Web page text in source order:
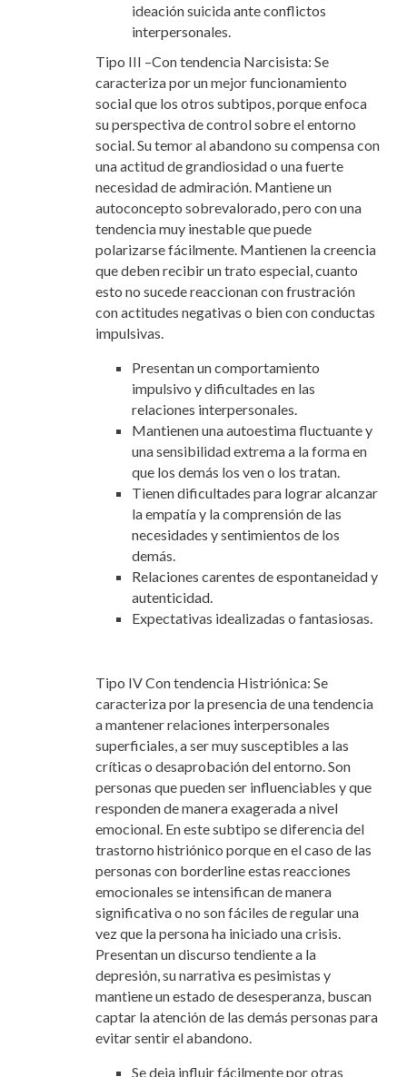
ideación suicida ante conflictos
interpersonales.
Tipo III –Con tendencia Narcisista: Se
caracteriza por un mejor funcionamiento
social que los otros subtipos, porque enfoca
su perspectiva de control sobre el entorno
social. Su temor al abandono su compensa con
una actitud de grandiosidad o una fuerte
necesidad de admiración. Mantiene un
autoconcepto sobrevalorado, pero con una
tendencia muy inestable que puede
polarizarse fácilmente. Mantienen la creencia
que deben recibir un trato especial, cuanto
esto no sucede reaccionan con frustración
con actitudes negativas o bien con conductas
impulsivas.
Presentan un comportamiento
impulsivo y dificultades en las
relaciones interpersonales.
Mantienen una autoestima fluctuante y
una sensibilidad extrema a la forma en
que los demás los ven o los tratan.
Tienen dificultades para lograr alcanzar
la empatía y la comprensión de las
necesidades y sentimientos de los
demás.
Relaciones carentes de espontaneidad y
autenticidad.
Expectativas idealizadas o fantasiosas.
Tipo IV Con tendencia Histriónica: Se
caracteriza por la presencia de una tendencia
a mantener relaciones interpersonales
superficiales, a ser muy susceptibles a las
críticas o desaprobación del entorno. Son
personas que pueden ser influenciables y que
responden de manera exagerada a nivel
emocional. En este subtipo se diferencia del
trastorno histriónico porque en el caso de las
personas con borderline estas reacciones
emocionales se intensifican de manera
significativa o no son fáciles de regular una
vez que la persona ha iniciado una crisis.
Presentan un discurso tendiente a la
depresión, su narrativa es pesimistas y
mantiene un estado de desesperanza, buscan
captar la atención de las demás personas para
evitar sentir el abandono.
Se deja influir fácilmente por otras